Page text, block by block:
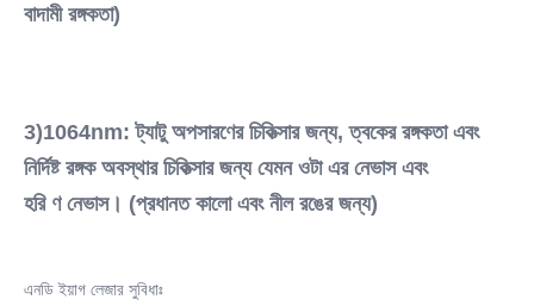
বাদামী রঙ্গকতা)
3)1064nm: ট্যাটু অপসারণের চিকিত্সার জন্য, ত্বকের রঙ্গকতা এবং
নির্দিষ্ট রঙ্গক অবস্থার চিকিত্সার জন্য যেমন ওটা এর নেভাস এবং
হরি ণ নেভাস। (প্রধানত কালো এবং নীল রঙের জন্য)
এনডি ইয়াগ লেজার সুবিধাঃ